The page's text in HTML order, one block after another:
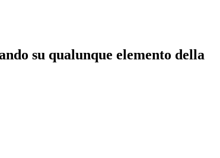
su qualunque elemento della